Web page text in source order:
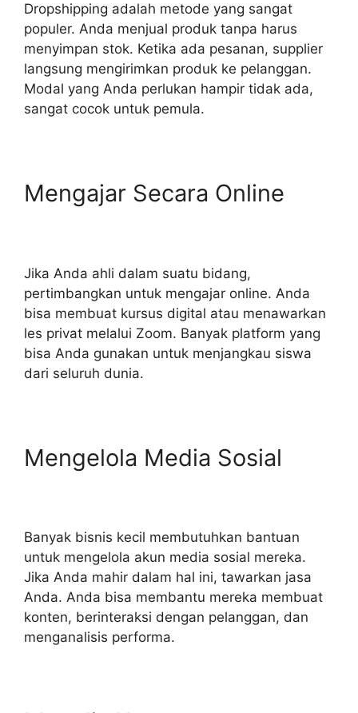
Dropshipping adalah metode yang sangat
populer. Anda menjual produk tanpa harus
menyimpan stok. Ketika ada pesanan, supplier
langsung mengirimkan produk ke pelanggan.
Modal yang Anda perlukan hampir tidak ada,
sangat cocok untuk pemula.
Mengajar Secara Online
Jika Anda ahli dalam suatu bidang,
pertimbangkan untuk mengajar online. Anda
bisa membuat kursus digital atau menawarkan
les privat melalui Zoom. Banyak platform yang
bisa Anda gunakan untuk menjangkau siswa
dari seluruh dunia.
Mengelola Media Sosial
Banyak bisnis kecil membutuhkan bantuan
untuk mengelola akun media sosial mereka.
Jika Anda mahir dalam hal ini, tawarkan jasa
Anda. Anda bisa membantu mereka membuat
konten, berinteraksi dengan pelanggan, dan
menganalisis performa.